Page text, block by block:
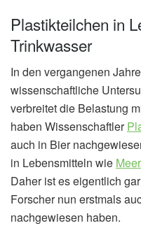
Plastikteilchen in
Trinkwasser
In den vergangenen
wissenschaftliche
verbreitet die Belastung
haben Wissenschaftler
auch in Bier
in Lebensmitteln wie
Daher ist es eigentlich
Forscher nun erstmals
nachgewiesen haben.